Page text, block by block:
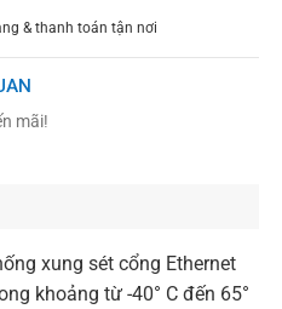
& thanh toán tận nơi
mãi!
xung sét cổng Ethernet
khoảng từ -40° C đến 65°